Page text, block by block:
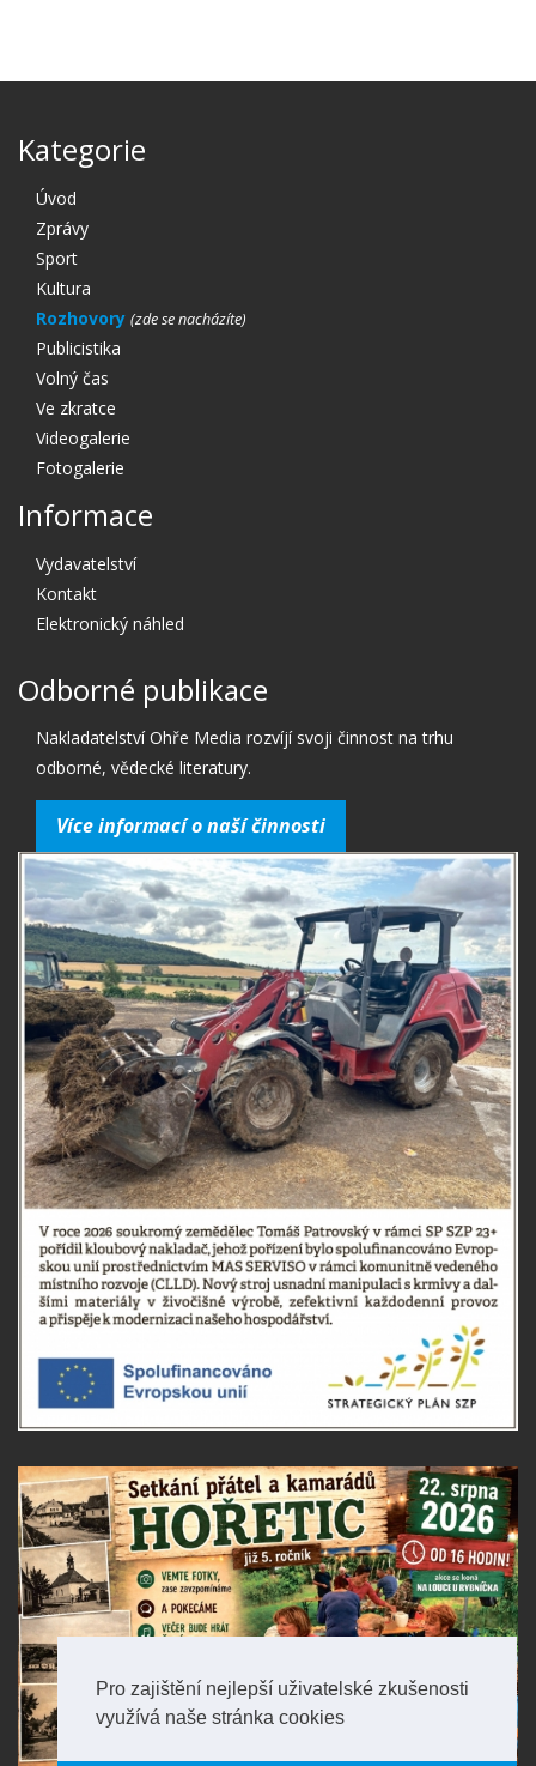
Pro zajištění nejlepší uživatelské zkušenosti
využívá naše stránka cookies
Kategorie
Úvod
Zprávy
Sport
Kultura
Rozhovory
Publicistika
Volný čas
Ve zkratce
Videogalerie
Fotogalerie
Informace
Vydavatelství
Kontakt
Elektronický náhled
Odborné publikace
Nakladatelství Ohře Media rozvíjí svoji činnost na trhu
odborné, vědecké literatury.
Více informací o naší činnosti